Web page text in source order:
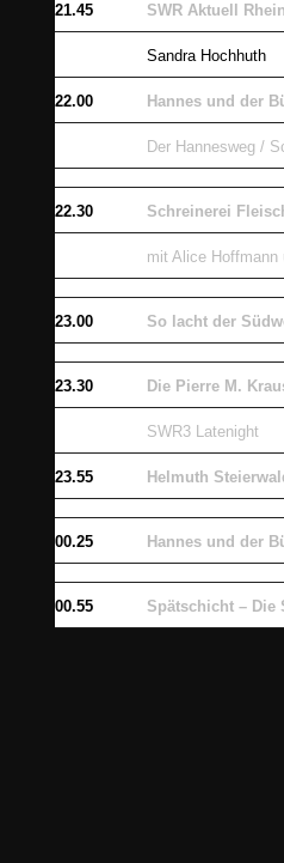
21.45 SWR Aktuell
Sandra Hochhuth
22.00 Hannes und der
Der Hannesweg /
22.30 Schreinerei
mit Alice Hoffmann
23.00 So lacht der
23.30 Die Pierre M.
SWR3 Latenight
23.55 Helmuth
00.25 Hannes und der
00.55 Spätschicht – Die